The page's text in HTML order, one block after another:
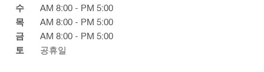
수
AM 8:00 - PM 5:00
목
AM 8:00 - PM 5:00
금
AM 8:00 - PM 5:00
토
공휴일